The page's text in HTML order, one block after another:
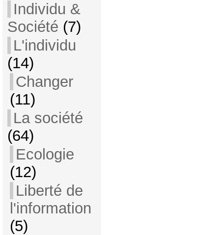
Individu &
Société (7)
L'individu
(14)
Changer
(11)
La société
(64)
Ecologie
(12)
Liberté de
l'information
(5)